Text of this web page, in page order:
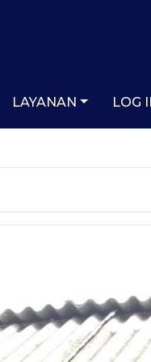
LAYANAN LOG